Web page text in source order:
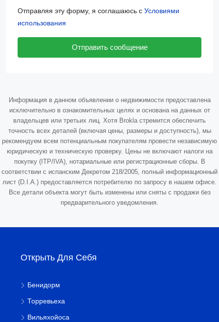
Отправляя эту форму, я соглашаюсь с Условиями
использования
Отправить сообщение
Информация в данном объявлении о недвижимости предоставлена
исключительно в ознакомительных целях и основана на данных от
владельцев или третьих лиц. Хотя Brokla стремится обеспечить
точность всех деталей (включая цены, размеры и доступность), мы
рекомендуем всем потенциальным покупателям провести независимую
юридическую и техническую проверку. Цены не включают налоги на
покупку (ITP/IVA), нотариальные или регистрационные сборы. В
соответствии с испанским Декретом 218/2005, полный информационный
лист (D.I.A.) предоставляется потребителю по запросу в нашем офисе.
Все детали объекта могут быть изменены или сняты с продажи без
предварительного уведомления.
Открыть Для Себя
Бенидорм
Торревьеха
Вильяхойоса